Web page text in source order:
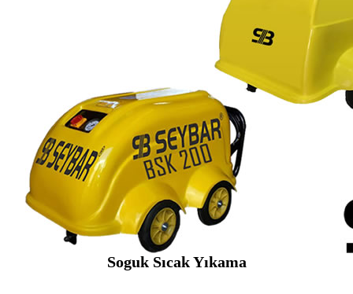
Soguk Sıcak Yıkama